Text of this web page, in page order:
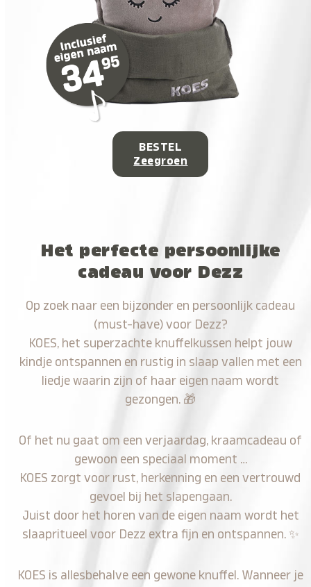
BESTEL
Zeegroen
Het perfecte persoonlijke
cadeau voor Dezz
Op zoek naar een bijzonder en persoonlijk cadeau
(must-have) voor Dezz?
KOES, het superzachte knuffelkussen helpt jouw
kindje ontspannen en rustig in slaap vallen met een
liedje waarin zijn of haar eigen naam wordt
gezongen. 🎁
Of het nu gaat om een verjaardag, kraamcadeau of
gewoon een speciaal moment …
KOES zorgt voor rust, herkenning en een vertrouwd
gevoel bij het slapengaan.
Juist door het horen van de eigen naam wordt het
slaapritueel voor Dezz extra fijn en ontspannen. ✨
KOES is allesbehalve een gewone knuffel. Wanneer je